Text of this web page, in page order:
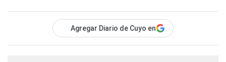
Agregar Diario de Cuyo en